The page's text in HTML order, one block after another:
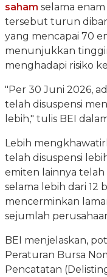
saham selama
tersebut turun
yang mencapai 70
menunjukkan
menghadapi risiko
"Per 30 Juni 2026,
telah disuspensi
lebih," tulis BEI
Lebih
telah disuspensi
emiten lainnya
selama lebih dari 12
mencerminkan
sejumlah
BEI menjelaskan,
Peraturan Bursa
Pencatatan